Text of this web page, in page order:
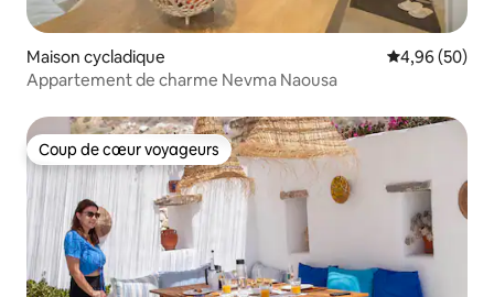
Maison cycladique Évaluation
4,96 (50)
Appartement de charme Nevma Naousa
Coup de cœur voyageurs
Coup de cœur voyageurs